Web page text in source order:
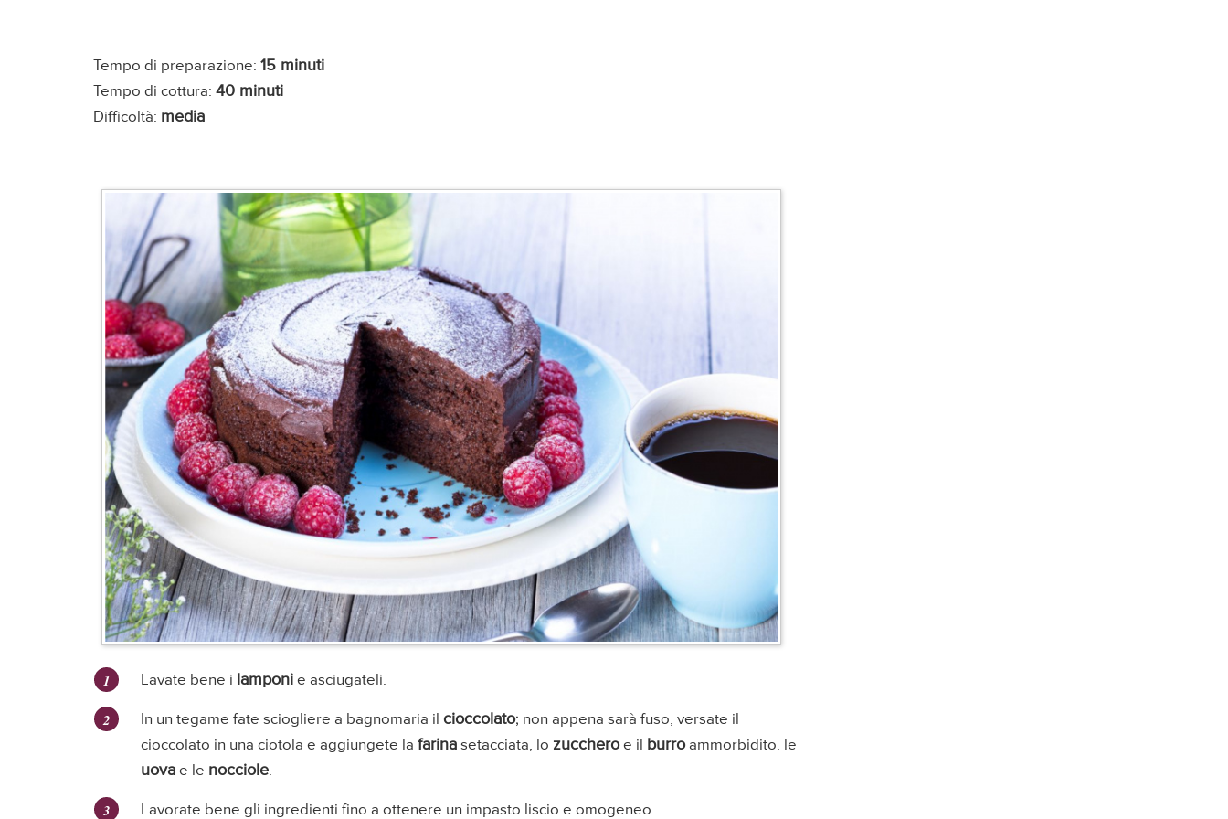
Tempo di preparazione: 15 minuti
Tempo di cottura: 40 minuti
Difficoltà: media
Lavate bene i lamponi e asciugateli.
In un tegame fate sciogliere a bagnomaria il cioccolato; non appena sarà fuso, versate il
cioccolato in una ciotola e aggiungete la farina setacciata, lo zuccheroe il burroammorbidito. le
uova e le nocciole.
Lavorate bene gli ingredienti fino a ottenere un impasto liscio e omogeneo.